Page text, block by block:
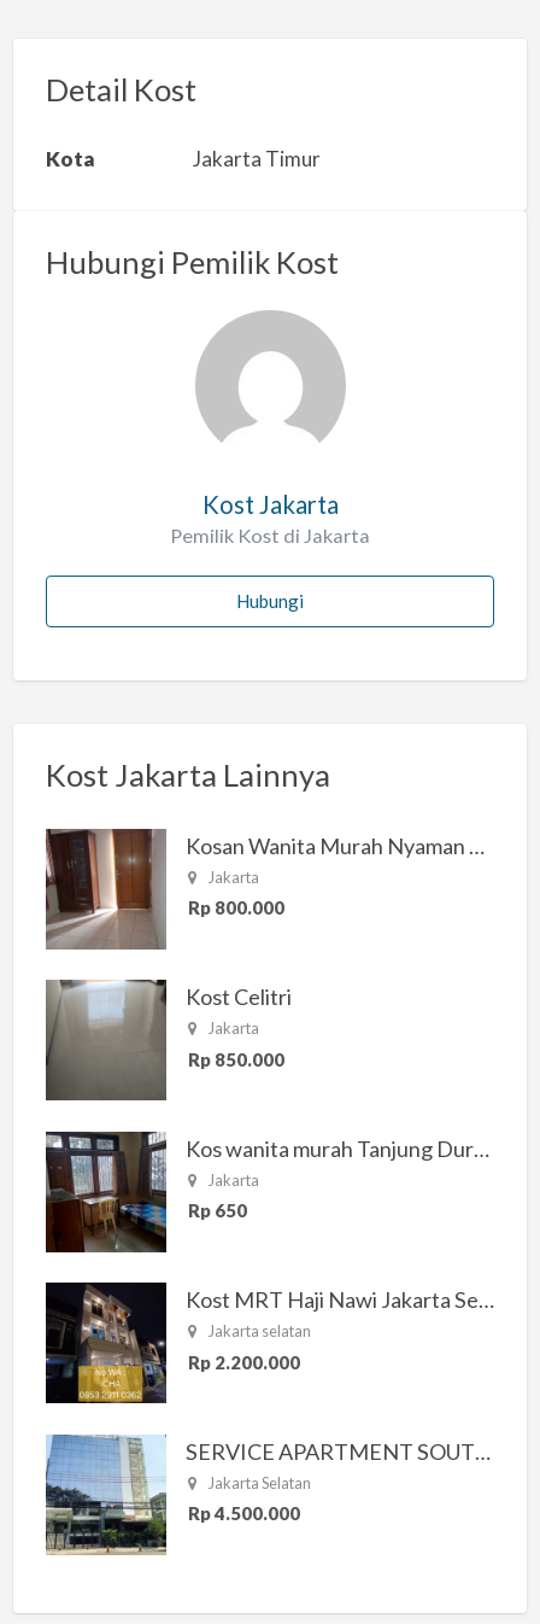
r
a
s
Detail Kost
Kota Jakarta Timur
Hubungi Pemilik Kost
Kost Jakarta
Pemilik Kost di Jakarta
Hubungi
Kost Jakarta Lainnya
Kosan Wanita Murah Nyaman di Jakarta Selatan
Jakarta
Rp 800.000
Kost Celitri
Jakarta
Rp 850.000
Kos wanita murah Tanjung Duren Jakarta Barat
Jakarta
Rp 650
Kost MRT Haji Nawi Jakarta Selatan
Jakarta selatan
Rp 2.200.000
SERVICE APARTMENT SOUTH RESIDENCE
Jakarta Selatan
Rp 4.500.000